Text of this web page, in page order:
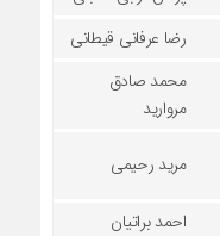
رضا عرفانی قیطانی
محمد صادق
مروارید
مرید رحیمی
احمد براتیان